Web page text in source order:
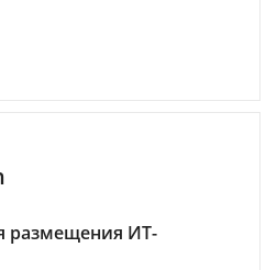
размещения ИТ-